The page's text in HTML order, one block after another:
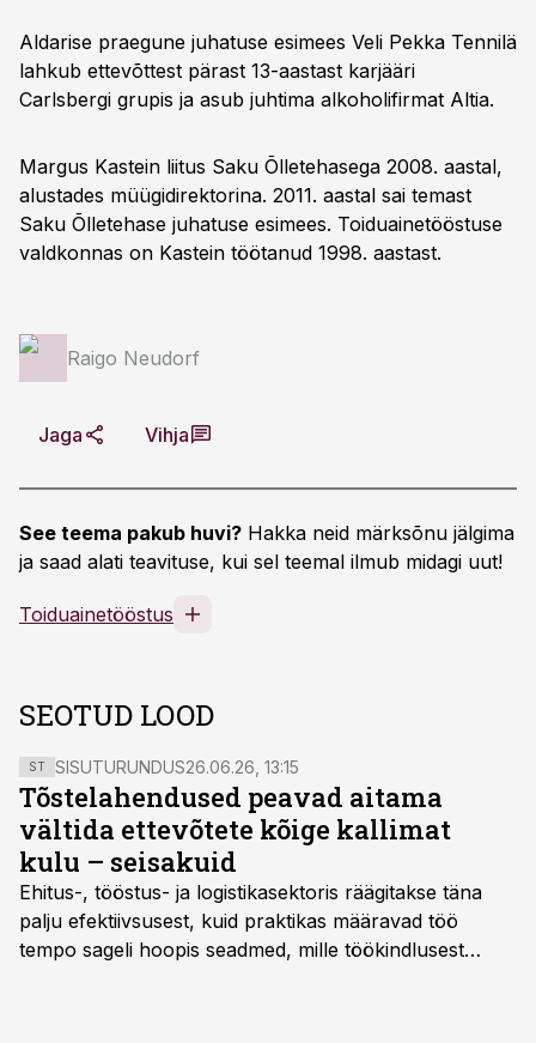
Aldarise praegune juhatuse esimees Veli Pekka Tennilä
lahkub ettevõttest pärast 13-aastast karjääri
Carlsbergi grupis ja asub juhtima alkoholifirmat Altia.
Margus Kastein liitus Saku Õlletehasega 2008. aastal,
alustades müügidirektorina. 2011. aastal sai temast
Saku Õlletehase juhatuse esimees. Toiduainetööstuse
valdkonnas on Kastein töötanud 1998. aastast.
Raigo Neudorf
Jaga Vihja
See teema pakub huvi? Hakka neid märksõnu jälgima
ja saad alati teavituse, kui sel teemal ilmub midagi uut!
Toiduainetööstus
SEOTUD LOOD
ST SISUTURUNDUS26.06.26, 13:15
Tõstelahendused peavad aitama
vältida ettevõtete kõige kallimat
kulu – seisakuid
Ehitus-, tööstus- ja logistikasektoris räägitakse täna
palju efektiivsusest, kuid praktikas määravad töö
tempo sageli hoopis seadmed, mille töökindlusest